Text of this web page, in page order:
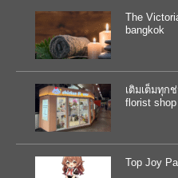
The
bangkok
เติมเต็มทุก
florist
Top Joy